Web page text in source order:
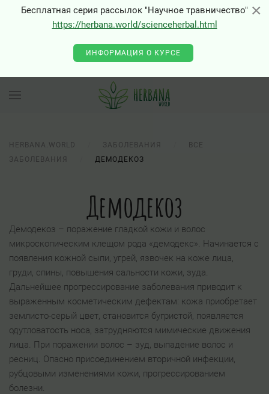
×
Бесплатная серия рассылок "Научное травничество"
https://herbana.world/scienceherbal.html
ИНФОРМАЦИЯ О КУРСЕ
HERBANA.WORLD ЗАБОЛЕВАНИЯ
ВСЕ
ЗАБОЛЕВАНИЯ
ДЕМОДЕКОЗ
Демодекоз
Демодекоз – поражение гладкой кожи и волос
микроскопическим клещом рода «демодекс». Начинается с
появления кожной сыпи, угрей, язвочек на коже лица,
груди, спины, повышения сальности кожи, зуда.
Дальнейшее прогрессирование заболевания приводит к
выраженным косметическим дефектам: кожа приобретает
землисто-серый цвет, становится бугристой, появляется
одутловатость носа, затрудняются мимические движения
лица. При поражении волос – зуд, выпадение волос и
ресниц. Опасно присоединением вторичной инфекции,
рубцовыми изменениями кожи, прогрессированием
болезни.
×